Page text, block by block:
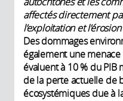
affectés directement
l’exploitation et
Des dommages
également une
évaluent à 10 % du
de la perte actuelle de
écosystémiques due à